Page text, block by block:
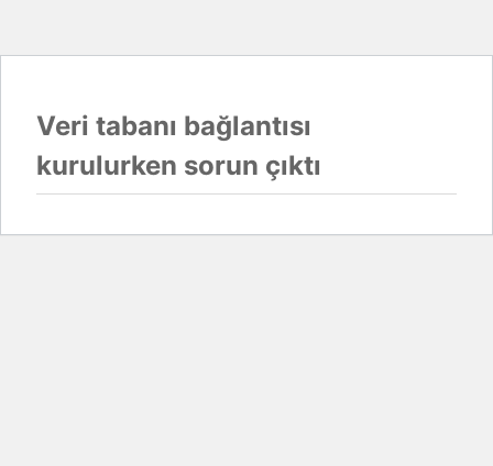
Veri tabanı bağlantısı
kurulurken sorun çıktı